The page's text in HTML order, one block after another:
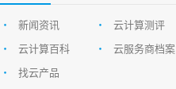
• 新闻资讯 • 云计算测评
•
云计算百科 • 云服务商档案
•
找云产品